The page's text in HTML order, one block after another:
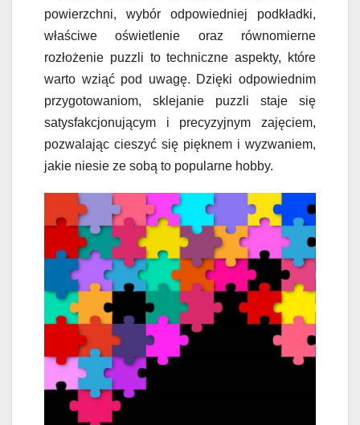
powierzchni, wybór odpowiedniej podkładki,
właściwe oświetlenie oraz równomierne
rozłożenie puzzli to techniczne aspekty, które
warto wziąć pod uwagę. Dzięki odpowiednim
przygotowaniom, sklejanie puzzli staje się
satysfakcjonującym i precyzyjnym zajęciem,
pozwalając cieszyć się pięknem i wyzwaniem,
jakie niesie ze sobą to popularne hobby.